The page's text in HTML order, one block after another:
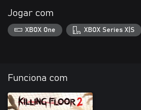
Jogar com
XBOX One XBOX Series X|S
Funciona com